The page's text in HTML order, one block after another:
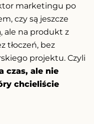
marketingu po
czy są jeszcze
ale na produkt z
tłoczeń, bez
projektu. Czyli
czas, ale nie
chcieliście